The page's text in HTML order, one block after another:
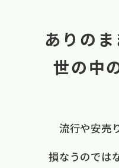
ありのま
世の中
流行や​安売
損なうのでは